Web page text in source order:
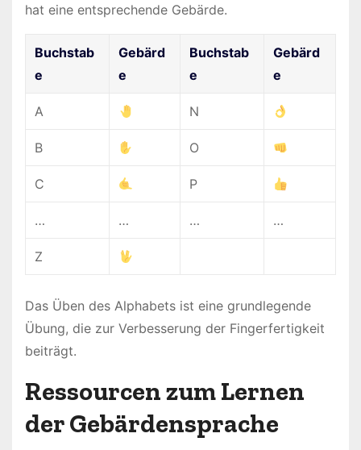
hat eine entsprechende Gebärde.
Buchstab
e
Gebärd
e
Buchstab
e
Gebärd
e
A N
B O
C P
… … … …
Z
Das Üben des Alphabets ist eine grundlegende
Übung, die zur Verbesserung der Fingerfertigkeit
beiträgt.
Ressourcen zum Lernen
der Gebärdensprache